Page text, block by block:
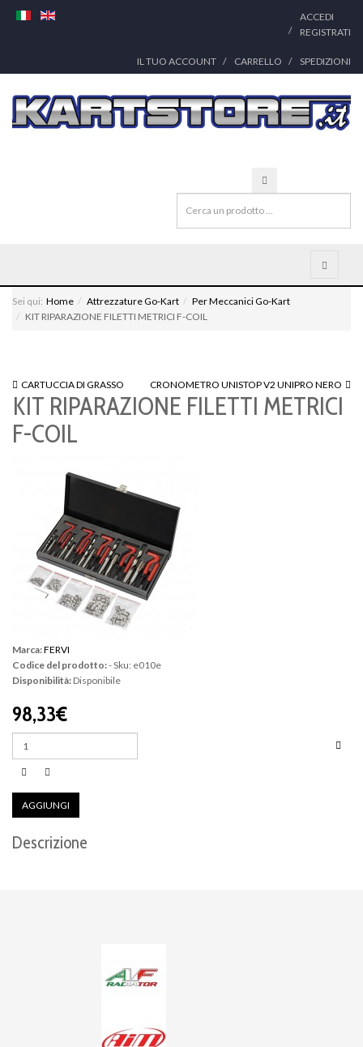
ACCEDI
REGISTRATI
IL TUO ACCOUNT CARRELLO SPEDIZIONI
Sei qui: Home Attrezzature Go-Kart
Per Meccanici Go-Kart
KIT RIPARAZIONE FILETTI METRICI F-COIL
CARTUCCIA DI GRASSO CRONOMETRO UNISTOP V2 UNIPRO NERO
KIT RIPARAZIONE FILETTI METRICI
F-COIL
Marca:FERVI
Codice del prodotto:- Sku: e010e
Disponibilità: Disponibile
98,33€
AGGIUNGI
Descrizione